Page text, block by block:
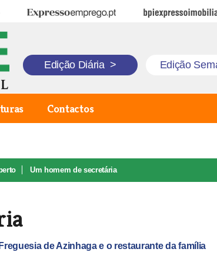
Expresso Emprego BPI Expresso
Edição Diária > Edição
Contactos
Um homem de secretária
de Azinhaga e o restaurante da família